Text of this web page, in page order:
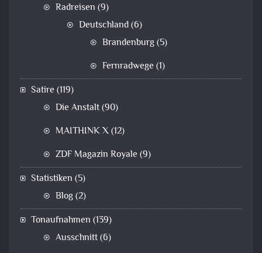
Radreisen (9)
Deutschland(6)
Brandenburg(5)
Fernradwege (1)
Satire (119)
Die Anstalt(90)
MAITHINK X(12)
ZDF Magazin Royale (9)
Statistiken (5)
Blog(2)
Tonaufnahmen (139)
Ausschnitt(6)